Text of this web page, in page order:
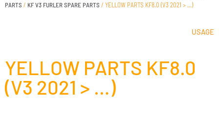
PARTS / KF V3 FURLER SPARE PARTS / YELLOW PARTS KF8.0 (V3 2021 > …)
USAGE
YELLOW PARTS KF8.0
(V3 2021 > …)